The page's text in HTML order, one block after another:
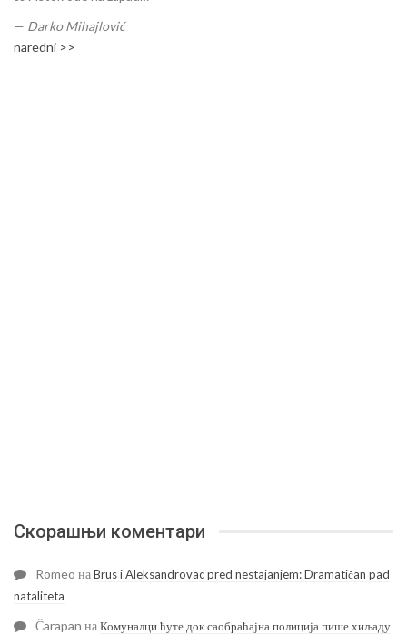
— Darko Mihajlović
naredni >>
Скорашњи коментари
Romeo наBrus i Aleksandrovac pred nestajanjem: Dramatičan pad
nataliteta
Čarapan наКомуналци ћуте док саобраћајна полиција пише хиљаду